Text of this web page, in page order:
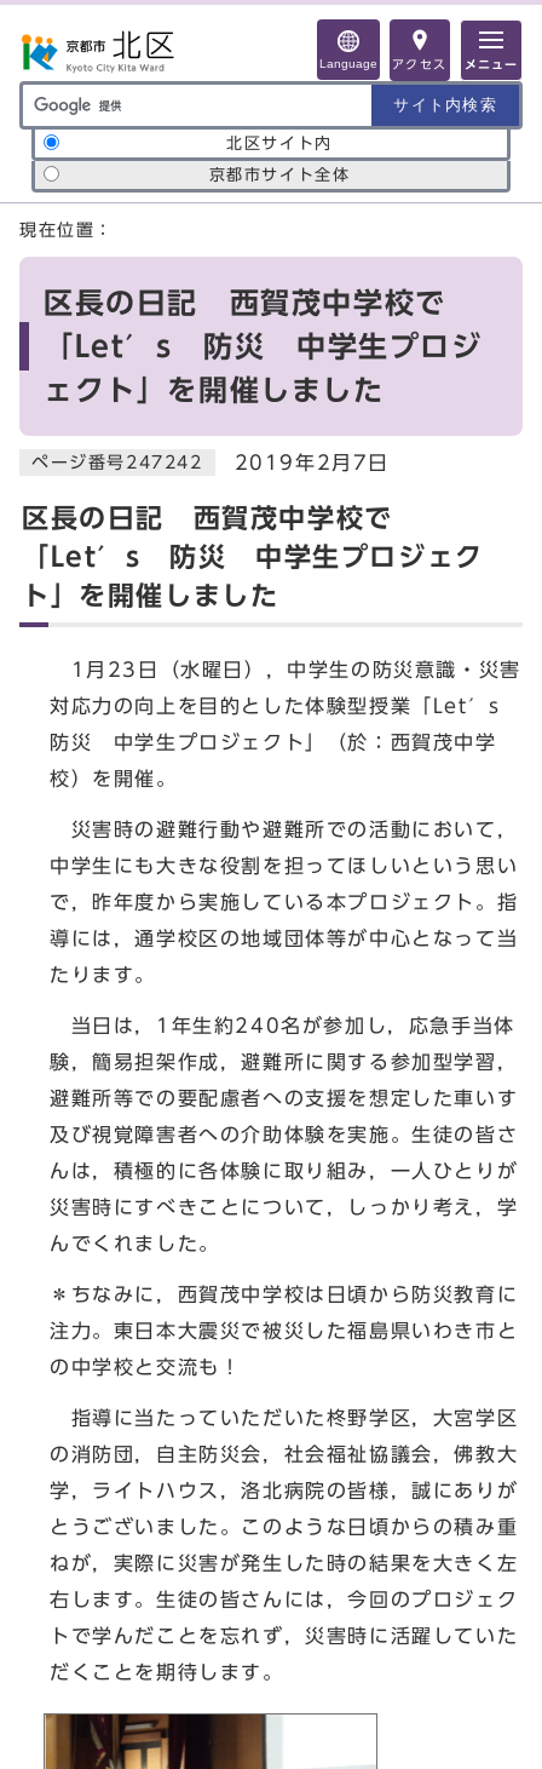
Language アクセス メニュー
サイト内検索の範囲
北区サイト内
京都市サイト全体
ここから本文です
現在位置：
区長の日記 西賀茂中学校で
「Let′s 防災 中学生プロジ
ェクト」を開催しました
ページ番号247242 2019年2月7日
区長の日記 西賀茂中学校で
「Let′s 防災 中学生プロジェク
ト」を開催しました
1月23日（水曜日），中学生の防災意識・災害
対応力の向上を目的とした体験型授業「Let′s
防災 中学生プロジェクト」（於：西賀茂中学
校）を開催。
災害時の避難行動や避難所での活動において，
中学生にも大きな役割を担ってほしいという思い
で，昨年度から実施している本プロジェクト。指
導には，通学校区の地域団体等が中心となって当
たります。
当日は，1年生約240名が参加し，応急手当体
験，簡易担架作成，避難所に関する参加型学習，
避難所等での要配慮者への支援を想定した車いす
及び視覚障害者への介助体験を実施。生徒の皆さ
んは，積極的に各体験に取り組み，一人ひとりが
災害時にすべきことについて，しっかり考え，学
んでくれました。
＊ちなみに，西賀茂中学校は日頃から防災教育に
注力。東日本大震災で被災した福島県いわき市と
の中学校と交流も！
指導に当たっていただいた柊野学区，大宮学区
の消防団，自主防災会，社会福祉協議会，佛教大
学，ライトハウス，洛北病院の皆様，誠にありが
とうございました。このような日頃からの積み重
ねが，実際に災害が発生した時の結果を大きく左
右します。生徒の皆さんには，今回のプロジェク
トで学んだことを忘れず，災害時に活躍していた
だくことを期待します。